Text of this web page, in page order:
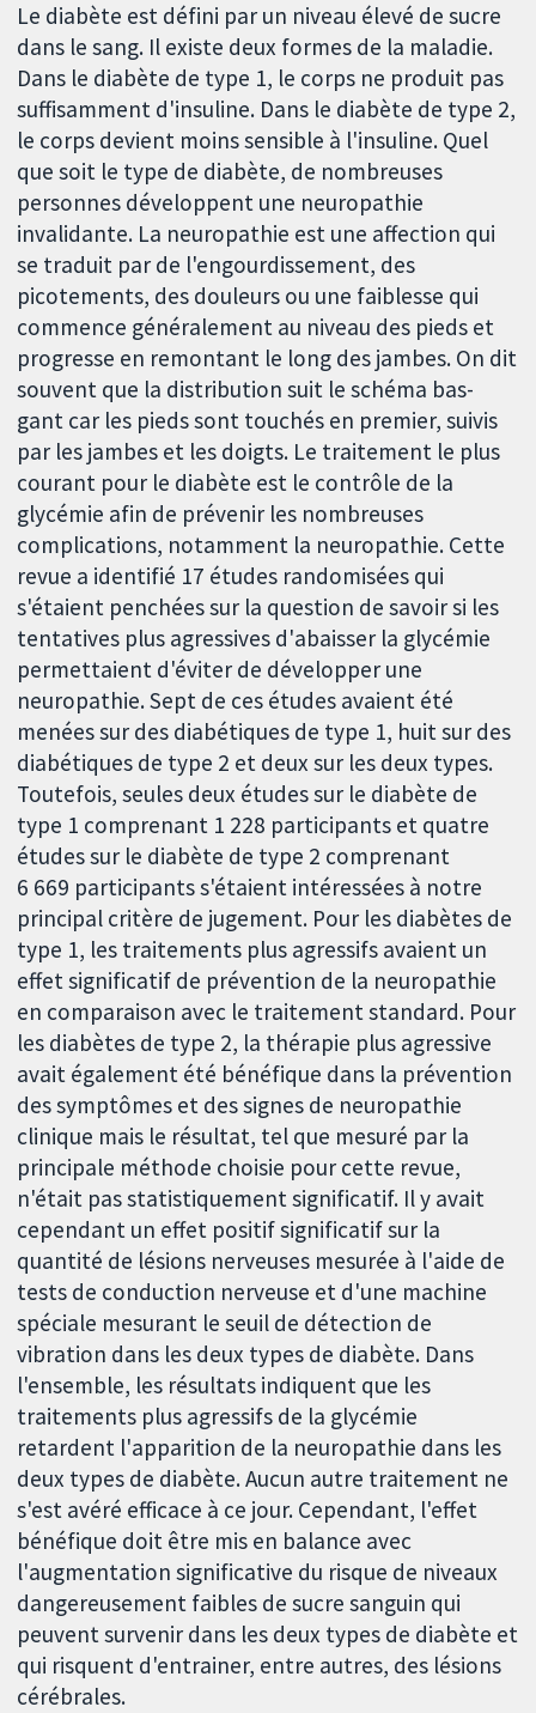
Le diabète est défini par un niveau élevé de sucre
dans le sang. Il existe deux formes de la maladie.
Dans le diabète de type 1, le corps ne produit pas
suffisamment d'insuline. Dans le diabète de type 2,
le corps devient moins sensible à l'insuline. Quel
que soit le type de diabète, de nombreuses
personnes développent une neuropathie
invalidante. La neuropathie est une affection qui
se traduit par de l'engourdissement, des
picotements, des douleurs ou une faiblesse qui
commence généralement au niveau des pieds et
progresse en remontant le long des jambes. On dit
souvent que la distribution suit le schéma bas-
gant car les pieds sont touchés en premier, suivis
par les jambes et les doigts. Le traitement le plus
courant pour le diabète est le contrôle de la
glycémie afin de prévenir les nombreuses
complications, notamment la neuropathie. Cette
revue a identifié 17 études randomisées qui
s'étaient penchées sur la question de savoir si les
tentatives plus agressives d'abaisser la glycémie
permettaient d'éviter de développer une
neuropathie. Sept de ces études avaient été
menées sur des diabétiques de type 1, huit sur des
diabétiques de type 2 et deux sur les deux types.
Toutefois, seules deux études sur le diabète de
type 1 comprenant 1 228 participants et quatre
études sur le diabète de type 2 comprenant
6 669 participants s'étaient intéressées à notre
principal critère de jugement. Pour les diabètes de
type 1, les traitements plus agressifs avaient un
effet significatif de prévention de la neuropathie
en comparaison avec le traitement standard. Pour
les diabètes de type 2, la thérapie plus agressive
avait également été bénéfique dans la prévention
des symptômes et des signes de neuropathie
clinique mais le résultat, tel que mesuré par la
principale méthode choisie pour cette revue,
n'était pas statistiquement significatif. Il y avait
cependant un effet positif significatif sur la
quantité de lésions nerveuses mesurée à l'aide de
tests de conduction nerveuse et d'une machine
spéciale mesurant le seuil de détection de
vibration dans les deux types de diabète. Dans
l'ensemble, les résultats indiquent que les
traitements plus agressifs de la glycémie
retardent l'apparition de la neuropathie dans les
deux types de diabète. Aucun autre traitement ne
s'est avéré efficace à ce jour. Cependant, l'effet
bénéfique doit être mis en balance avec
l'augmentation significative du risque de niveaux
dangereusement faibles de sucre sanguin qui
peuvent survenir dans les deux types de diabète et
qui risquent d'entrainer, entre autres, des lésions
cérébrales.